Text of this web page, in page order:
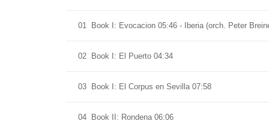
01 Book I: Evocacion 05:46 - Iberia (orch. Peter
02 Book I: El Puerto 04:34
03 Book I: El Corpus en Sevilla 07:58
04 Book II: Rondena 06:06